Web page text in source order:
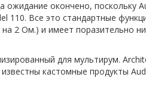
окончено, поскольку
Все это стандартные
2 Ом.) и имеет поразительно
для мультирум.
кастомные продукты